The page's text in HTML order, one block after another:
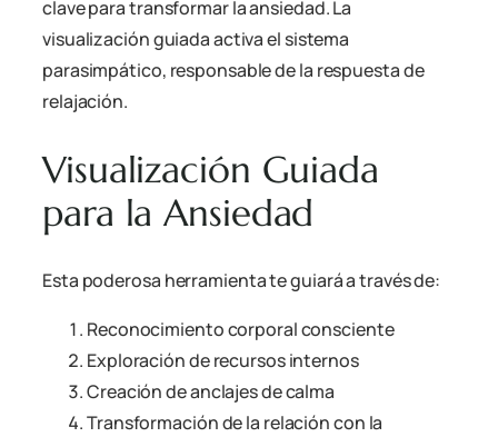
clave para transformar la ansiedad. La
visualización guiada activa el sistema
parasimpático, responsable de la respuesta de
relajación.
Visualización Guiada
para la Ansiedad
Esta poderosa herramienta te guiará a través de:
Reconocimiento corporal consciente
Exploración de recursos internos
Creación de anclajes de calma
Transformación de la relación con la